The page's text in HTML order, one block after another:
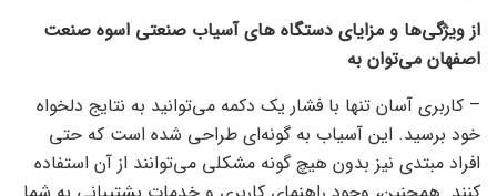
از ویژگی‌ها و مزایای دستگاه های آسیاب صنعتی اسوه صنعت
اصفهان می‌توان به
– کاربری آسان تنها با فشار یک دکمه می‌توانید به نتایج دلخواه
خود برسید. این آسیاب به گونه‌ای طراحی شده است که حتی
افراد مبتدی نیز بدون هیچ گونه مشکلی می‌توانند از آن استفاده